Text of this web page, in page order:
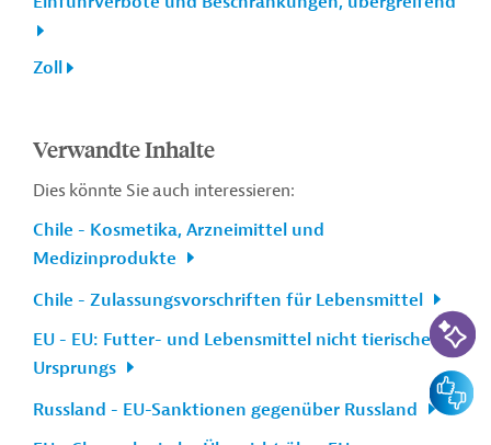
Zoll
Verwandte Inhalte
Dies könnte Sie auch interessieren:
Chile - Kosmetika, Arzneimittel und
Medizinprodukte
Chile - Zulassungsvorschriften für Lebensmittel
EU - EU: Futter- und Lebensmittel nicht tierischen
Ursprungs
Russland - EU-Sanktionen gegenüber Russland
KI-